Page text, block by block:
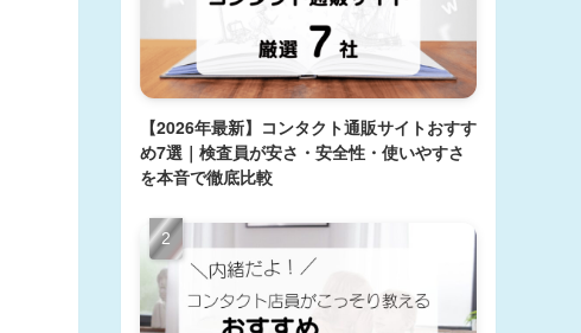
【2026年最新】コンタクト通販サイトおすす
め7選｜検査員が安さ・安全性・使いやすさ
を本音で徹底比較